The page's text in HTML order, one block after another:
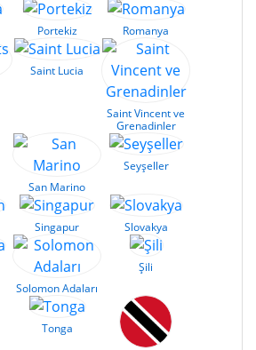
Portekiz Romanya
Saint Lucia
Saint Vincent ve
Grenadinler
San Marino
Seyşeller
Singapur Slovakya
Solomon Adaları
Şili
Tonga